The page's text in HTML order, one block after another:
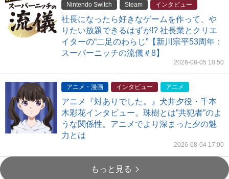
Nintendo Switch
Steam インタビュー
社長になったら好きなゲームを作って、や
りたい放題できるはずが!? 社長業とクリエ
イターの“二足のわらじ”【新川宗平53周年：
スーパーニッチの流儀＃8】
2026-08-05 10:50
アニメ・漫画 インタビュー アニメ
アニメ『対ありでした。』犬井夕役・千本
木彩花インタビュー。珠樹とは”共犯者”のよ
うな関係性。アニメでより深まった夕の魅
力とは
2026-08-04 17:00
もっと見る